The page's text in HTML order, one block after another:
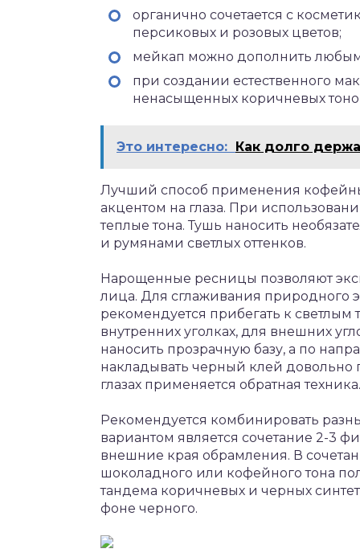
органично сочетается с
персиковых и розовых цветов;
мейкап можно дополнить
при создании естественного
ненасыщенных коричневых
Это интересно: Как долго
Лучший способ применения
акцентом на глаза. При
теплые тона. Тушь наносить
и румянами светлых оттенков.
Нарощенные ресницы позволяют
лица. Для сглаживания природного
рекомендуется прибегать к
внутренних уголках, для внешних
наносить прозрачную базу, а по
накладывать черный клей
глазах применяется обратная техника.
Рекомендуется комбинировать
вариантом является сочетание 2-3
внешние края обрамления. В
шоколадного или кофейного тона
тандема коричневых и черных
фоне черного.